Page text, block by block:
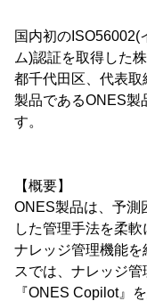
国内初のISO56002(
ム)認証を取得した
都千代田区、代表
製品であるONES製
す。
【概要】
ONES製品は、予測
した管理手法を柔
ナレッジ管理機能
スでは、ナレッジ
『ONES Copilot』